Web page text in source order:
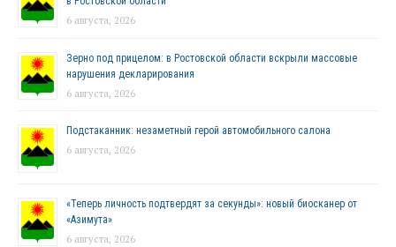
6 августа, 2026
Зерно под прицелом: в Ростовской области вскрыли массовые
нарушения декларирования
6 августа, 2026
Подстаканник: незаметный герой автомобильного салона
6 августа, 2026
«Теперь личность подтвердят за секунды»: новый биосканер от
«Азимута»
6 августа, 2026